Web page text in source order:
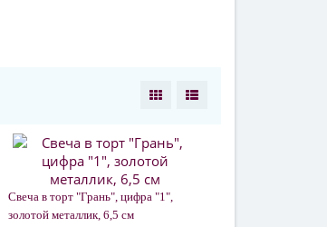
Свеча в торт "Грань", цифра "1",
золотой металлик, 6,5 см